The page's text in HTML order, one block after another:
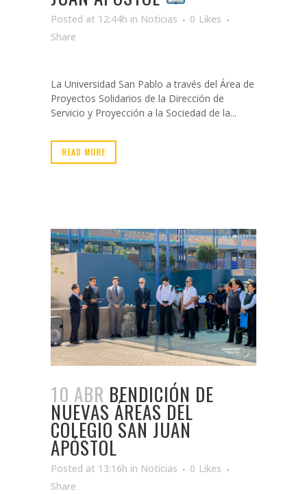
Posted at 12:44h in Noticias 0 Likes
Share
La Universidad San Pablo a través del Área de
Proyectos Solidarios de la Dirección de
Servicio y Proyección a la Sociedad de la...
READ MORE
10 ABR BENDICIÓN DE
NUEVAS ÁREAS DEL
COLEGIO SAN JUAN
APÓSTOL
Posted at 13:16h in Noticias 0 Likes
Share